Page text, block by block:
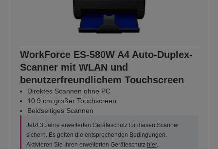
WorkForce ES-580W A4 Auto-Duplex-
Scanner mit WLAN und
benutzerfreundlichem Touchscreen
Direktes Scannen ohne PC
10,9 cm großer Touchscreen
Beidseitiges Scannen
Jetzt 3 Jahre erweiterten Geräteschutz für diesen Scanner
sichern. Es gelten die entsprechenden Bedingungen.
Aktivieren Sie Ihren erweiterten Geräteschutz hier.